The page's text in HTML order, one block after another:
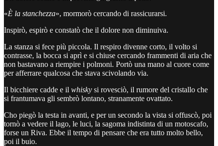
«È la stanchezza», mormorò cercando di rassicurarsi.
Inspirò, espirò e constatò che il dolore non diminuiva.
La stanza si fece più piccola. Il respiro divenne corto, il volto si
contrasse, la bocca si aprì e si chiuse cercando frammenti di aria che
non bastavano a riempire i polmoni. Portò una mano al cuore come
per afferrare qualcosa che stava scivolando via.
Il bicchiere cadde e il whisky si rovesciò, il rumore del cristallo che
si frantumava gli sembrò lontano, stranamente ovattato.
Cho piegò la testa in avanti, e per un secondo la vista si offuscò, poi
tornò a vedere il lago, le luci, la sagoma indistinta di un motoscafo,
forse un Riva. Ebbe il tempo di pensare che era tutto molto bello,
poi il buio.